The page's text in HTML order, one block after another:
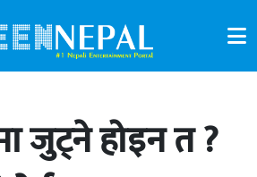
जुट्ने होइन त ?